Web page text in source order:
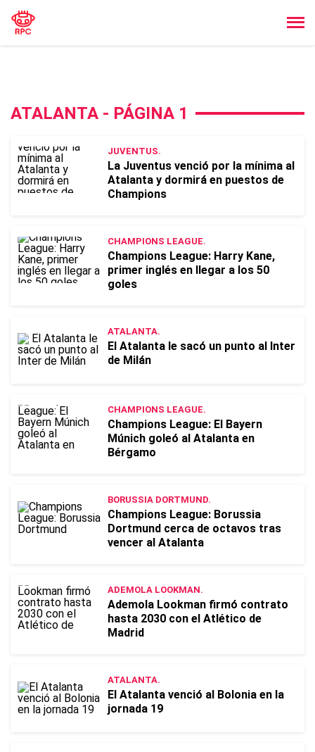
ATALANTA - PÁGINA 1
JUVENTUS.
La Juventus venció por la mínima al
Atalanta y dormirá en puestos de
Champions
CHAMPIONS LEAGUE.
Champions League: Harry Kane,
primer inglés en llegar a los 50
goles
ATALANTA.
El Atalanta le sacó un punto al Inter
de Milán
CHAMPIONS LEAGUE.
Champions League: El Bayern
Múnich goleó al Atalanta en
Bérgamo
BORUSSIA DORTMUND.
Champions League: Borussia
Dortmund cerca de octavos tras
vencer al Atalanta
ADEMOLA LOOKMAN.
Ademola Lookman firmó contrato
hasta 2030 con el Atlético de
Madrid
ATALANTA.
El Atalanta venció al Bolonia en la
jornada 19